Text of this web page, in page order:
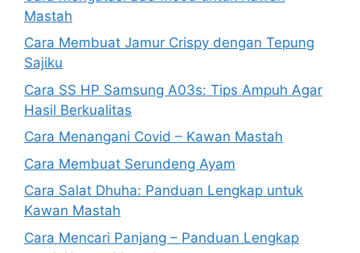
Mastah
Cara Membuat Jamur Crispy dengan Tepung
Sajiku
Cara SS HP Samsung A03s: Tips Ampuh Agar
Hasil Berkualitas
Cara Menangani Covid – Kawan Mastah
Cara Membuat Serundeng Ayam
Cara Salat Dhuha: Panduan Lengkap untuk
Kawan Mastah
Cara Mencari Panjang – Panduan Lengkap